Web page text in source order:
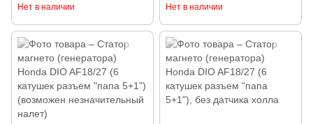
Нет в наличии Нет в наличии